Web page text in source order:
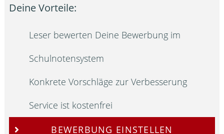
Deine Vorteile:
Leser bewerten Deine Bewerbung im
Schulnotensystem
Konkrete Vorschläge zur Verbesserung
Service ist kostenfrei
BEWERBUNG EINSTELLEN